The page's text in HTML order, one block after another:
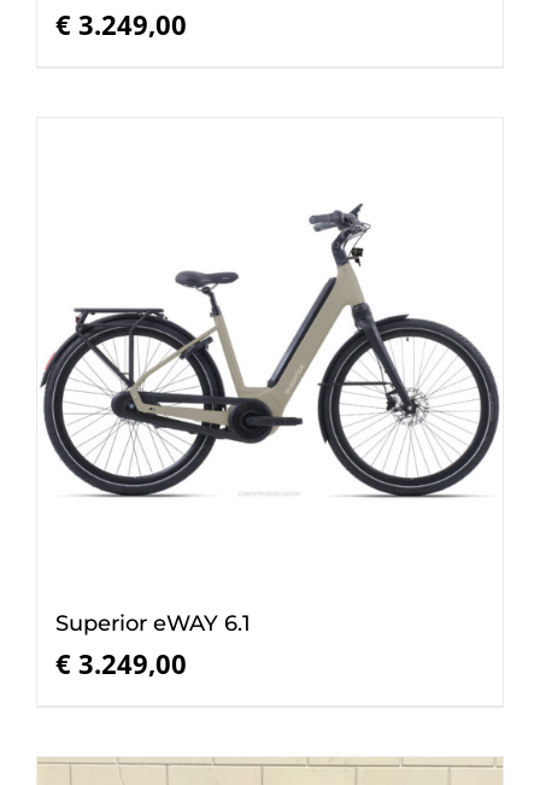
€ 3.249,00
Superior eWAY 6.1
€ 3.249,00